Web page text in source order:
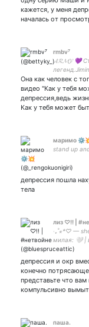
кажется, у меня
началась от
rmbv⁷
𝓐𝓡𝓜𝓨 💜
people
Она как человек с
видео "Как у тебя
депрессия,ведь
Как у тебя может
маримо
stand up
депрессия пошла
тела
лиз ♡!! |
‧₊˚⋆*♡ —
милая: 🤍 |
депрессия и окр
конечно
представьте что
компульсивно
паша.